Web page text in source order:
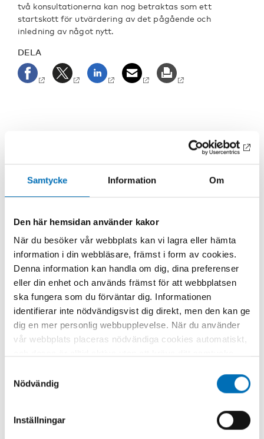
Samtycke Information Om
Den här hemsidan använder kakor
När du besöker vår webbplats kan vi lagra eller hämta
information i din webbläsare, främst i form av cookies.
Denna information kan handla om dig, dina preferenser
eller din enhet och används främst för att webbplatsen
ska fungera som du förväntar dig. Informationen
identifierar inte nödvändigsvist dig direkt, men den kan ge
dig en mer personlig webbupplevelse. När du använder
vår webbplats placeras nödvändiga cookies automatiskt,
använda webbplatsen och dess funktioner. Vi respekterar
din integritet, och du kan välja vilka ytterligare cookies
oklassificerade) du vill acceptera. Klicka på de olika
Nödvändig
Inställningar
två konsultationerna kan nog betraktas som ett
startskott för utvärdering av det pågående och
inledning av något nytt.
DELA
NYCKELORD
WHO
KATEGORIER
Alkohol
Relaterat innehåll